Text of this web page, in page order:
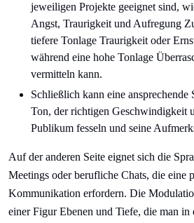
jeweiligen Projekte geeignet sind,
Angst, Traurigkeit und Aufregung
tiefere Tonlage Traurigkeit oder
während eine hohe Tonlage
vermitteln kann.
Schließlich kann eine
Ton, der richtigen Geschwindigkeit
Publikum fesseln und seine
Auf der anderen Seite eignet sich die
Meetings oder berufliche Chats, die eine
Kommunikation erfordern. Die
einer Figur Ebenen und Tiefe, die man in